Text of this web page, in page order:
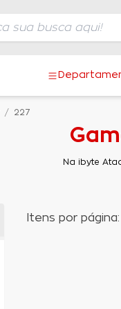
227
Na ibyte
Itens por página: